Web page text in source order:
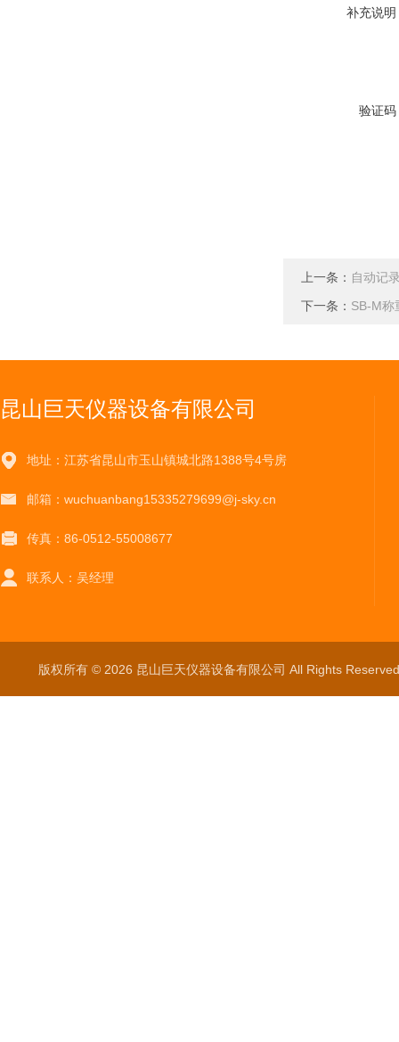
补充说明
验证码
上一条： 自动记
下一条： SB-M称
昆山巨天仪器设备有限公司
地址：江苏省昆山市玉山镇城北路1388号4号房
邮箱：wuchuanbang15335279699@j-sky.cn
传真：86-0512-55008677
联系人：吴经理
版权所有 © 2026 昆山巨天仪器设备有限公司 All Rights